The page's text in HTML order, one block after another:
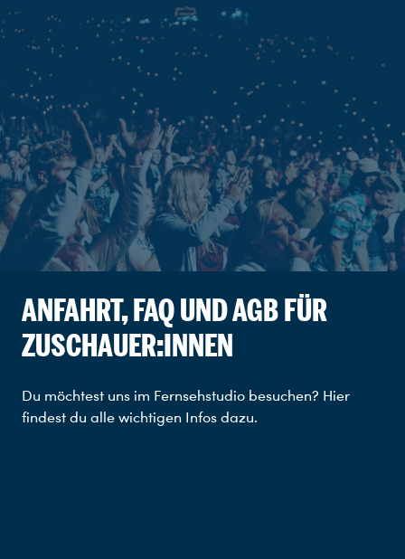
ANFAHRT, FAQ UND AGB FÜR
ZUSCHAUER:INNEN
Du möchtest uns im Fernsehstudio besuchen? Hier
findest du alle wichtigen Infos dazu.